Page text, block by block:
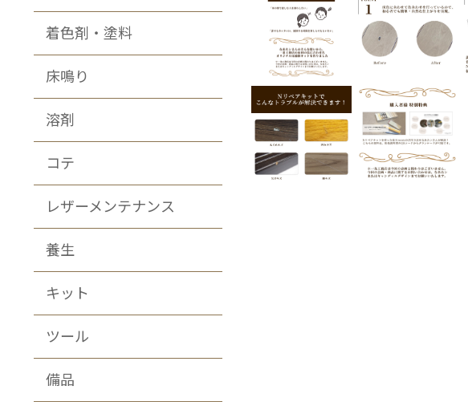
着色剤・塗料
床鳴り
溶剤
コテ
レザーメンテナンス
養生
キット
ツール
備品